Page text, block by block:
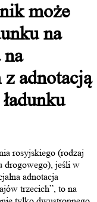
może
na
adnotacją
rosyjskiego (rodzaj
drogowego), jeśli w
adnotacja
trzecich”, to na